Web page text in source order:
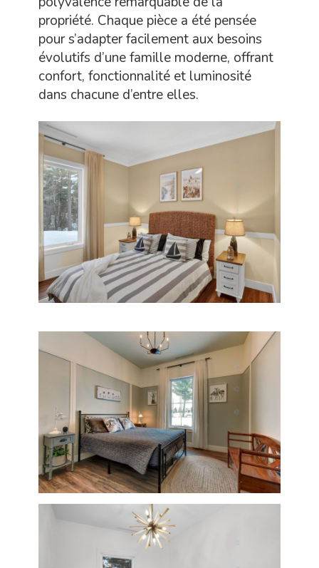
propriété. Chaque pièce a été pensée
pour s’adapter facilement aux besoins
évolutifs d’une famille moderne, offrant
confort, fonctionnalité et luminosité
dans chacune d’entre elles.